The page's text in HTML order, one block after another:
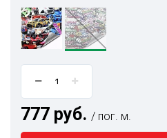
777 руб. / пог. м.